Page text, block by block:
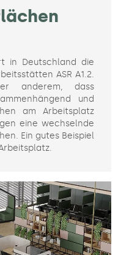
in Deutschland die
ASR A1.2.
anderem, dass
und
am Arbeitsplatz
eine wechselnde
Ein gutes Beispiel